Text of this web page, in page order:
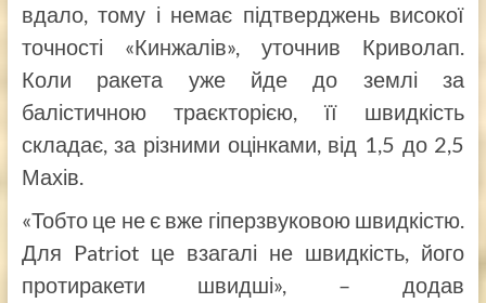
вдало, тому і немає підтверджень високої
точності «Кинжалів», уточнив Криволап.
Коли ракета уже йде до землі за
балістичною траєкторією, її швидкість
складає, за різними оцінками, від 1,5 до 2,5
Махів.
«Тобто це не є вже гіперзвуковою швидкістю.
Для Patriot це взагалі не швидкість, його
протиракети швидші», – додав